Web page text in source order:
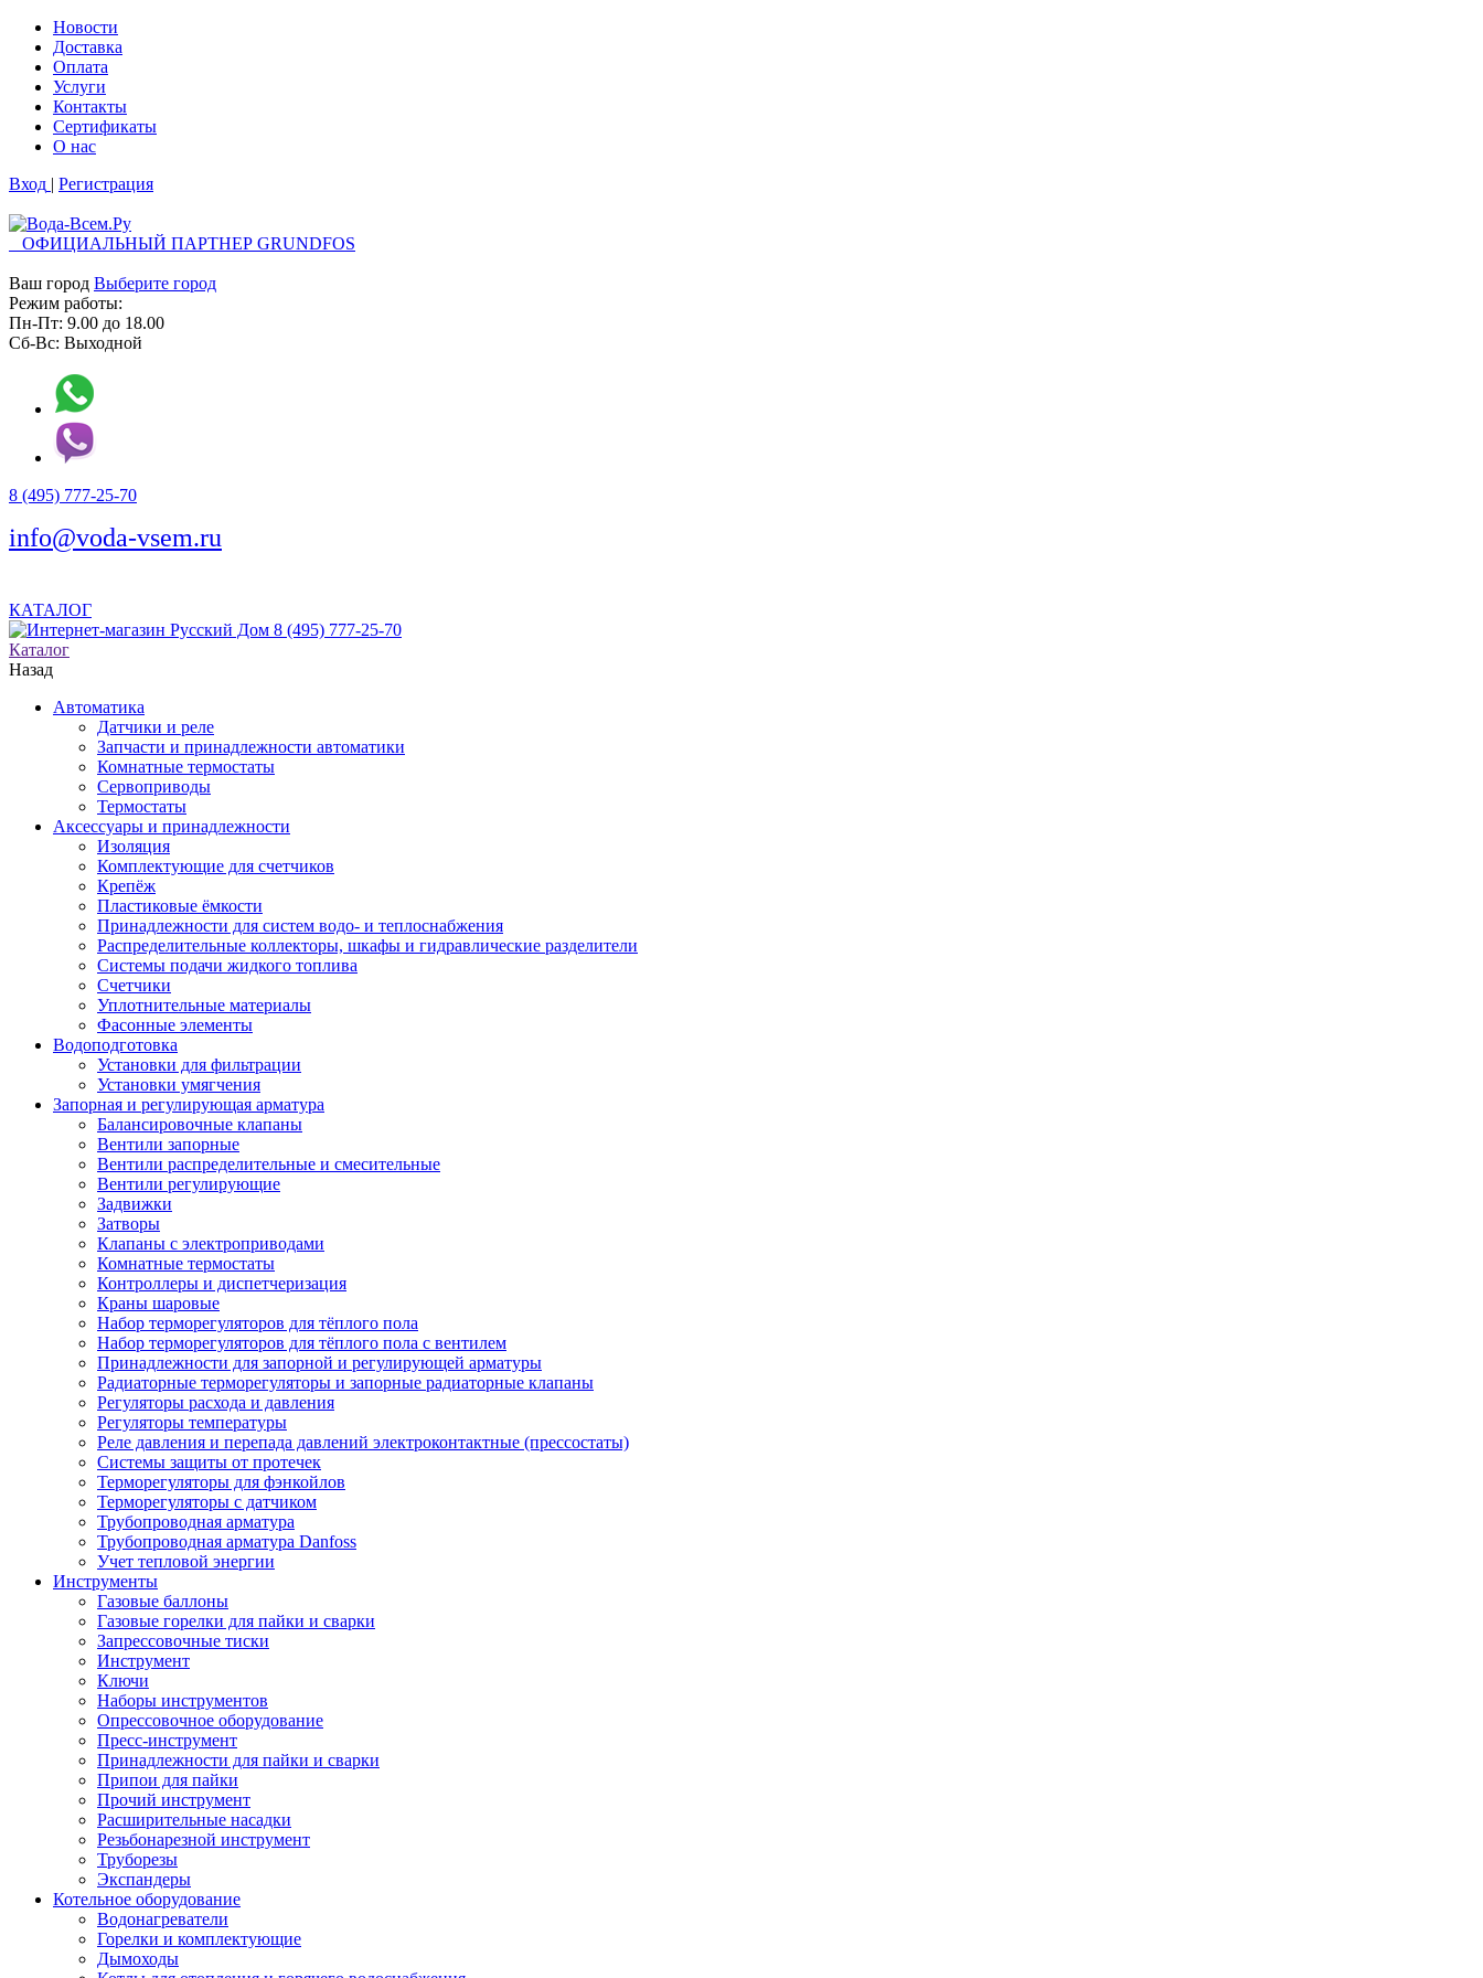
Новости
Доставка
Оплата
Услуги
Контакты
Cертификаты
О нас
Вход | Регистрация
ОФИЦИАЛЬНЫЙ ПАРТНЕР GRUNDFOS
Ваш город Выберите город
Режим работы:
Пн-Пт: 9.00 до 18.00
Сб-Вс: Выходной
8 (495) 777-25-70
info@voda-vsem.ru
КАТАЛОГ
8 (495) 777-25-70
Каталог
Назад
Автоматика
Датчики и реле
Запчасти и принадлежности автоматики
Комнатные термостаты
Сервоприводы
Термостаты
Аксессуары и принадлежности
Изоляция
Комплектующие для счетчиков
Крепёж
Пластиковые ёмкости
Принадлежности для систем водо- и теплоснабжения
Распределительные коллекторы, шкафы и гидравлические разделители
Системы подачи жидкого топлива
Счетчики
Уплотнительные материалы
Фасонные элементы
Водоподготовка
Установки для фильтрации
Установки умягчения
Запорная и регулирующая арматура
Балансировочные клапаны
Вентили запорные
Вентили распределительные и смесительные
Вентили регулирующие
Задвижки
Затворы
Клапаны с электроприводами
Комнатные термостаты
Контроллеры и диспетчеризация
Краны шаровые
Набор терморегуляторов для тёплого пола
Набор терморегуляторов для тёплого пола с вентилем
Принадлежности для запорной и регулирующей арматуры
Радиаторные терморегуляторы и запорные радиаторные клапаны
Регуляторы расхода и давления
Регуляторы температуры
Реле давления и перепада давлений электроконтактные (прессостаты)
Системы защиты от протечек
Терморегуляторы для фэнкойлов
Терморегуляторы с датчиком
Трубопроводная арматура
Трубопроводная арматура Danfoss
Учет тепловой энергии
Инструменты
Газовые баллоны
Газовые горелки для пайки и сварки
Запрессовочные тиски
Инструмент
Ключи
Наборы инструментов
Опрессовочное оборудование
Пресс-инструмент
Принадлежности для пайки и сварки
Припои для пайки
Прочий инструмент
Расширительные насадки
Резьбонарезной инструмент
Труборезы
Экспандеры
Котельное оборудование
Водонагреватели
Горелки и комплектующие
Дымоходы